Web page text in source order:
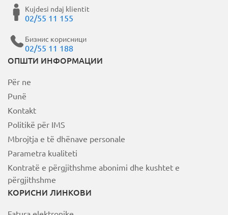
Kujdesi ndaj klientit
02/55 11 155
Бизнис корисници
02/55 11 188
ОПШТИ ИНФОРМАЦИИ
Për ne
Punë
Kontakt
Politikë për IMS
Mbrojtja e të dhënave personale
Parametra kualiteti
Kontratë e përgjithshme abonimi dhe kushtet e
përgjithshme
КОРИСНИ ЛИНКОВИ